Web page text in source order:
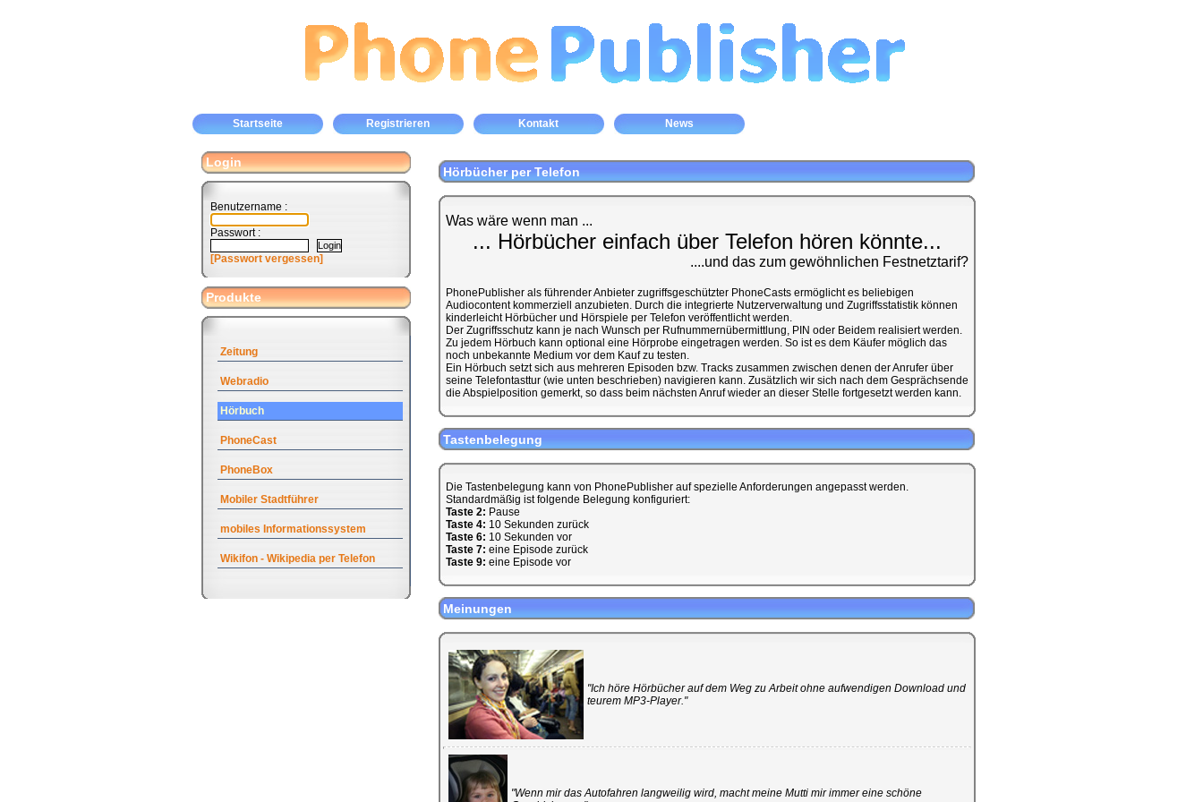
Startseite Registrieren Kontakt News
Login
Benutzername :
Passwort :
[Passwort vergessen]
Produkte
Zeitung
Webradio
Hörbuch
PhoneCast
PhoneBox
Mobiler Stadtführer
mobiles Informationssystem
Wikifon - Wikipedia per Telefon
Hörbücher per Telefon
Was wäre wenn man ...
... Hörbücher einfach über Telefon hören könnte...
....und das zum gewöhnlichen Festnetztarif?
PhonePublisher als führender Anbieter zugriffsgeschützter PhoneCasts ermöglicht es beliebigen
Audiocontent kommerziell anzubieten. Durch die integrierte Nutzerverwaltung und Zugriffsstatistik können
kinderleicht Hörbücher und Hörspiele per Telefon veröffentlicht werden.
Der Zugriffsschutz kann je nach Wunsch per Rufnummernübermittlung, PIN oder Beidem realisiert werden.
Zu jedem Hörbuch kann optional eine Hörprobe eingetragen werden. So ist es dem Käufer möglich das
noch unbekannte Medium vor dem Kauf zu testen.
Ein Hörbuch setzt sich aus mehreren Episoden bzw. Tracks zusammen zwischen denen der Anrufer über
seine Telefontasttur (wie unten beschrieben) navigieren kann. Zusätzlich wir sich nach dem Gesprächsende
die Abspielposition gemerkt, so dass beim nächsten Anruf wieder an dieser Stelle fortgesetzt werden kann.
Tastenbelegung
Die Tastenbelegung kann von PhonePublisher auf spezielle Anforderungen angepasst werden.
Standardmäßig ist folgende Belegung konfiguriert:
Taste 2: Pause
Taste 4: 10 Sekunden zurück
Taste 6: 10 Sekunden vor
Taste 7: eine Episode zurück
Taste 9: eine Episode vor
Meinungen
"Ich höre Hörbücher auf dem Weg zu Arbeit ohne aufwendigen Download und
teurem MP3-Player."
"Wenn mir das Autofahren langweilig wird, macht meine Mutti mir immer eine schöne